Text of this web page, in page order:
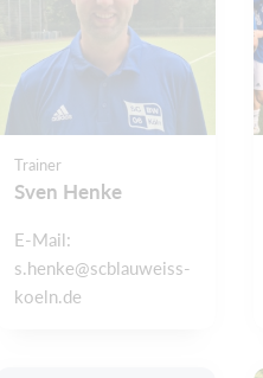
Trainer
Sven Henke
E-Mail:
s.henke@scblauweiss-
koeln.de